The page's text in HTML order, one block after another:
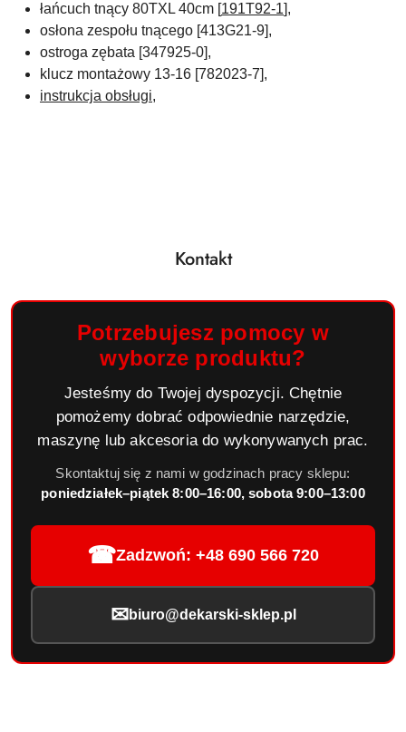
łańcuch tnący 80TXL 40cm [191T92-1],
osłona zespołu tnącego [413G21-9],
ostroga zębata [347925-0],
klucz montażowy 13-16 [782023-7],
instrukcja obsługi,
Kontakt
Potrzebujesz pomocy w
wyborze produktu?
Jesteśmy do Twojej dyspozycji. Chętnie
pomożemy dobrać odpowiednie narzędzie,
maszynę lub akcesoria do wykonywanych prac.
Skontaktuj się z nami w godzinach pracy sklepu:
poniedziałek–piątek 8:00–16:00, sobota 9:00–13:00
☎Zadzwoń: +48 690 566 720
✉ biuro@dekarski-sklep.pl